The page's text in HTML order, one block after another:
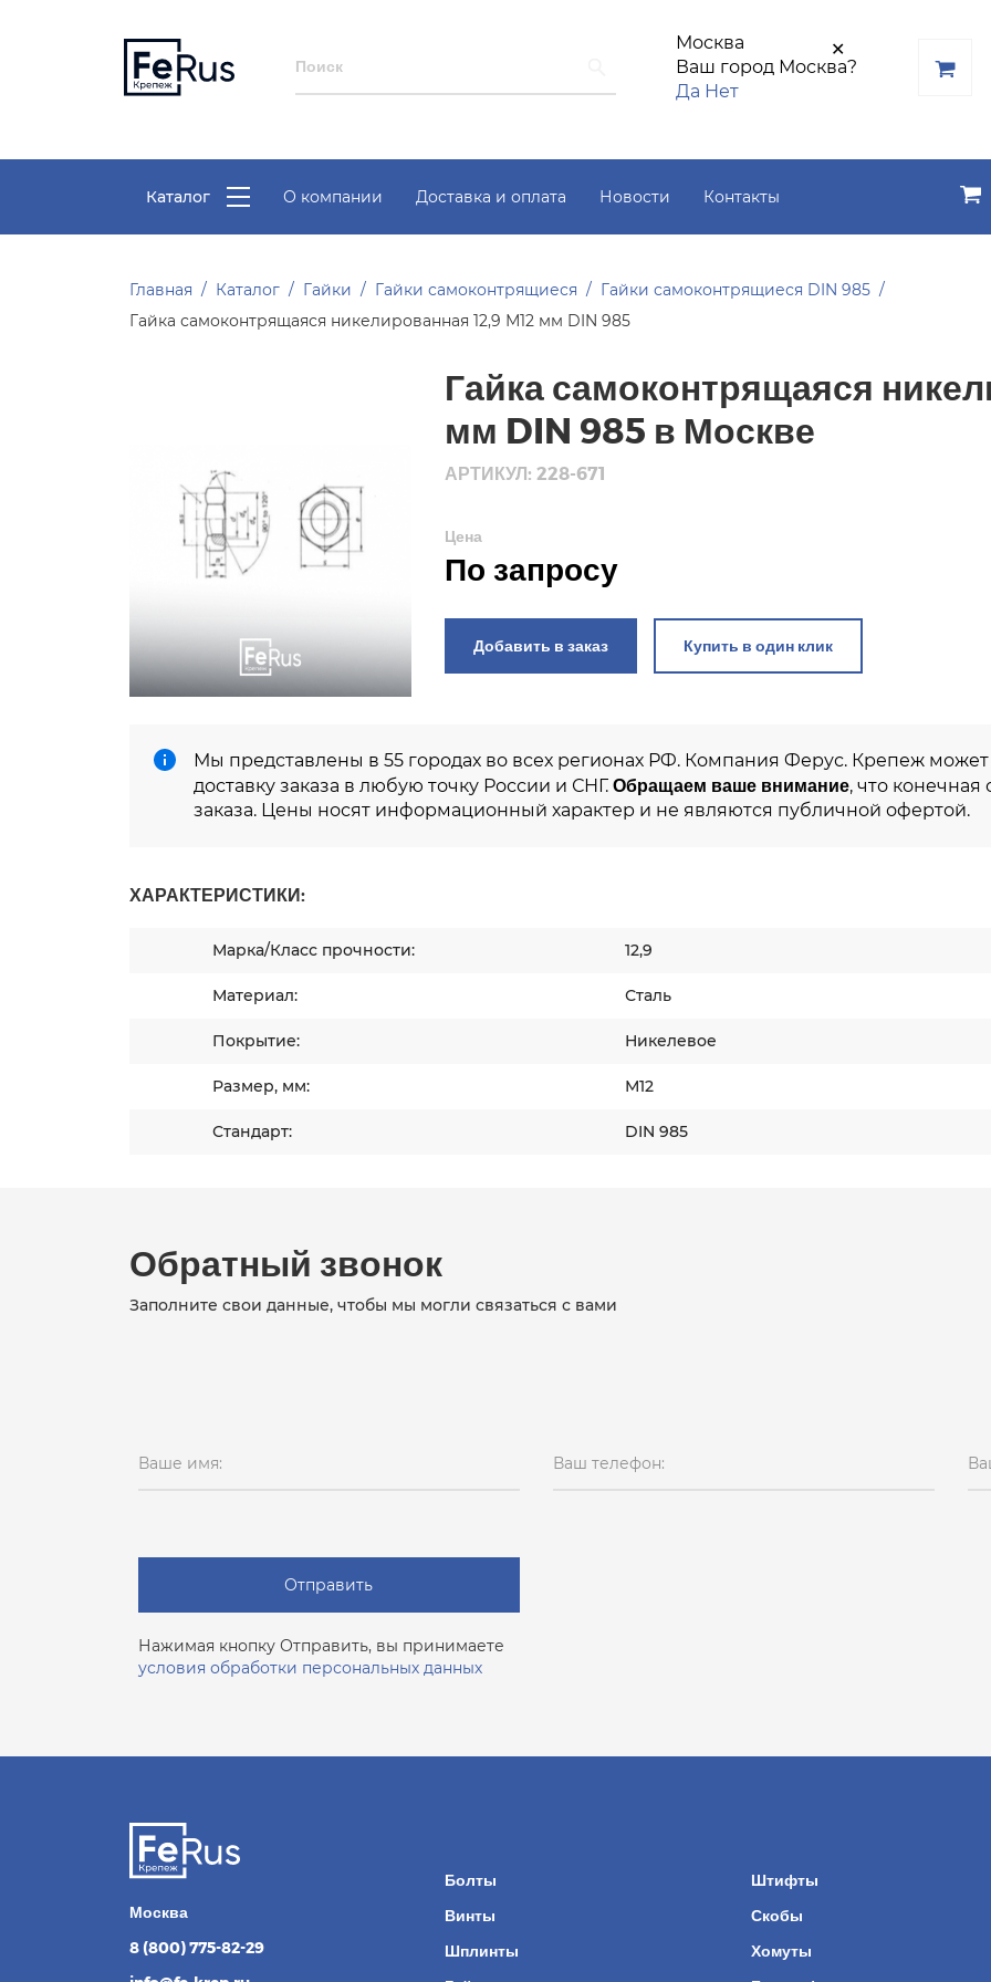
Москва
✕
Ваш город Москва?
Да Нет
Каталог О компании Доставка и оплата Новости Контакты
Главная Каталог Гайки Гайки самоконтрящиеся
Гайки самоконтрящиеся DIN 985
Гайка самоконтрящаяся никелированная 12,9 М12 мм DIN 985
Гайка самоконтрящаяся
мм DIN 985 в Москве
АРТИКУЛ: 228-671
Цена
По запросу
Добавить в заказ Купить в один клик
Мы представлены в 55 городах во всех регионах РФ. Компания Ферус. Крепеж
доставку заказа в любую точку России и СНГ. Обращаем ваше внимание, что конечная
заказа. Цены носят информационный характер и не являются публичной офертой.
ХАРАКТЕРИСТИКИ:
Марка/Класс прочности: 12,9
Материал: Сталь
Покрытие: Никелевое
Размер, мм: М12
Стандарт: DIN 985
Обратный звонок
Заполните свои данные, чтобы мы могли связаться с вами
Ваше имя: Ваш телефон:
Отправить
Нажимая кнопку Отправить, вы принимаете
условия обработки персональных данных
Москва
8 (800) 775-82-29
Болты
Винты
Шплинты
Штифты
Скобы
Хомуты